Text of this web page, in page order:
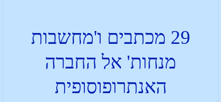
29 מכתבים ו'מחשבות
מנחות' אל החברה
האנתרופוסופית